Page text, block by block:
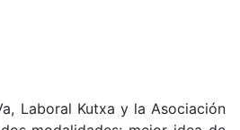
Laboral Kutxa y la Asociación